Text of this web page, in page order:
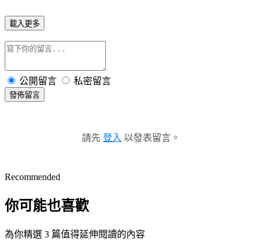
載入更多
公開留言 私密留言
發佈留言
請先 登入 以發表留言。
Recommended
你可能也喜歡
為你精選 3 篇值得延伸閱讀的內容